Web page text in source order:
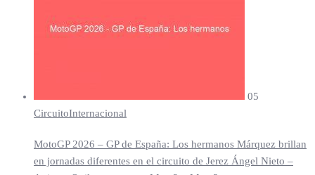
05
CircuitoInternacional
MotoGP 2026 – GP de España: Los hermanos Márquez brillan
en jornadas diferentes en el circuito de Jerez Ángel Nieto –